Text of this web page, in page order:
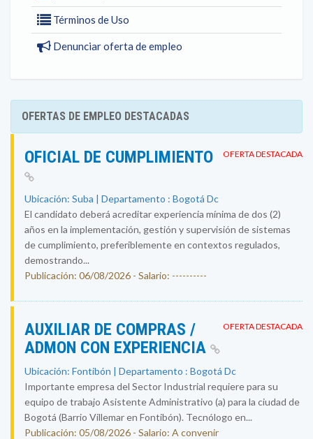
Términos de Uso
Denunciar oferta de empleo
OFERTAS DE EMPLEO DESTACADAS
OFERTA DESTACADA
OFICIAL DE CUMPLIMIENTO
Ubicación: Suba | Departamento : Bogotá Dc
El candidato deberá acreditar experiencia mínima de dos (2)
años en la implementación, gestión y supervisión de sistemas
de cumplimiento, preferiblemente en contextos regulados,
demostrando...
Publicación: 06/08/2026 - Salario: ----------
OFERTA DESTACADA
AUXILIAR DE COMPRAS /
ADMON CON EXPERIENCIA
Ubicación: Fontibón | Departamento : Bogotá Dc
Importante empresa del Sector Industrial requiere para su
equipo de trabajo Asistente Administrativo (a) para la ciudad de
Bogotá (Barrio Villemar en Fontibón). Tecnólogo en...
Publicación: 05/08/2026 - Salario: A convenir